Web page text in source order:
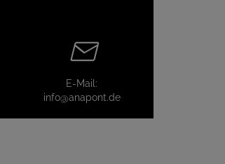
E-Mail:
info@anapont.de